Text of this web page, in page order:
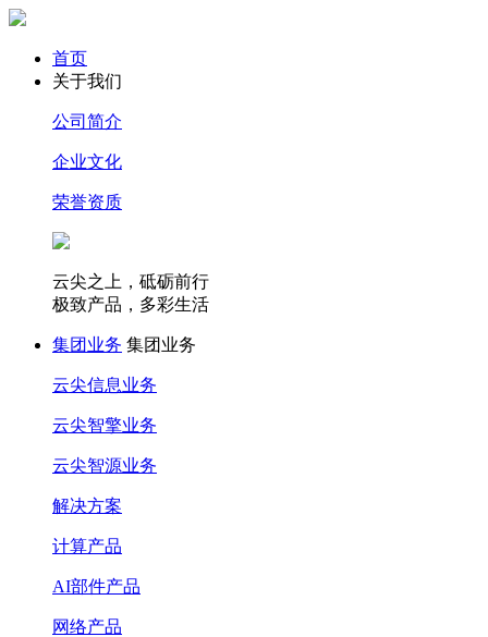
首页
关于我们
公司简介
企业文化
荣誉资质
云尖之上，砥砺前行
极致产品，多彩生活
集团业务 集团业务
云尖信息业务
云尖智擎业务
云尖智源业务
解决方案
计算产品
AI部件产品
网络产品